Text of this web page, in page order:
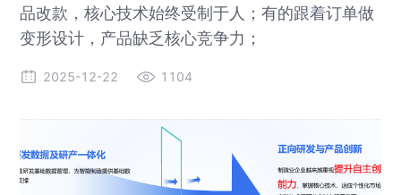
品改款，核心技术始终受制于人；有的跟着订单做
变形设计，产品缺乏核心竞争力；
2025-12-22 1104